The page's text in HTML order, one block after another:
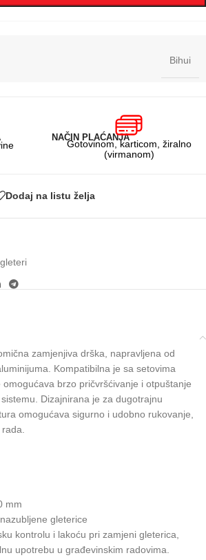
Bihui
NAČIN PLAĆANJA
Gotovinom, karticom, žiralno
(virmanom)
Dodaj na listu želja
zamjenjiva drška, napravljena od
Kompatibilna je sa setovima
brzo pričvršćivanje i otpuštanje
Dizajnirana je za dugotrajnu
omogućava sigurno i udobno rukovanje,
mm
gleterice
kontrolu i lakoću pri zamjeni gleterica,
upotrebu u građevinskim radovima.